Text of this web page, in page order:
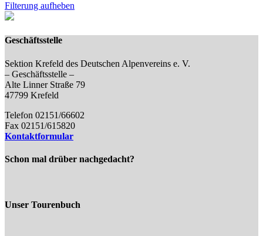
Filterung aufheben
Geschäftsstelle
Sektion Krefeld des Deutschen Alpenvereins e. V.
– Geschäftsstelle –
Alte Linner Straße 79
47799 Krefeld
Telefon 02151/66602
Fax 02151/615820
Kontaktformular
Schon mal drüber nachgedacht?
Unser Tourenbuch